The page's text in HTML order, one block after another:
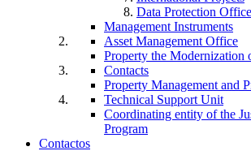
Data Protection
Management Instruments
Asset Management Office
Property the Modernization
Contacts
Property Management and
Technical Support Unit
Coordinating entity of the
Program
Contactos